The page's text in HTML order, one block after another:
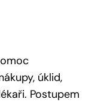
úklid,
Postupem